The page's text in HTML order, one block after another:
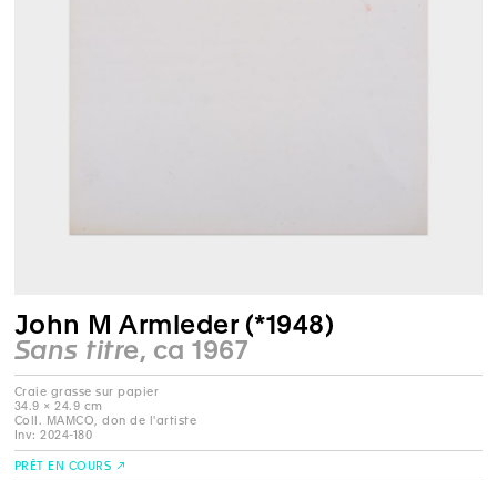
John M Armleder (*1948)
Sans titre, ca 1967
Craie grasse sur papier
34.9 × 24.9 cm
Coll. MAMCO, don de l'artiste
Inv: 2024-180
PRÊT EN COURS